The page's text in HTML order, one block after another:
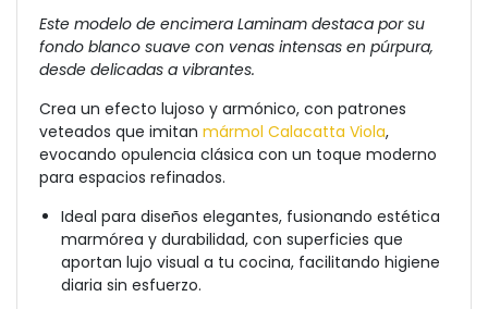
Este modelo de encimera Laminam destaca por su
fondo blanco suave con venas intensas en púrpura,
desde delicadas a vibrantes.
Crea un efecto lujoso y armónico, con patrones
veteados que imitan mármol Calacatta Viola,
evocando opulencia clásica con un toque moderno
para espacios refinados.
Ideal para diseños elegantes, fusionando estética
marmórea y durabilidad, con superficies que
aportan lujo visual a tu cocina, facilitando higiene
diaria sin esfuerzo.